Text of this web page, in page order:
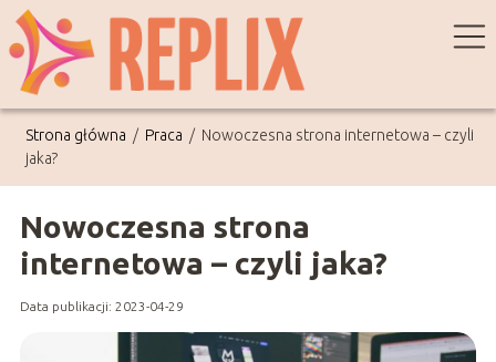
Strona główna / Praca / Nowoczesna strona internetowa – czyli
jaka?
Nowoczesna strona
internetowa – czyli jaka?
Data publikacji: 2023-04-29